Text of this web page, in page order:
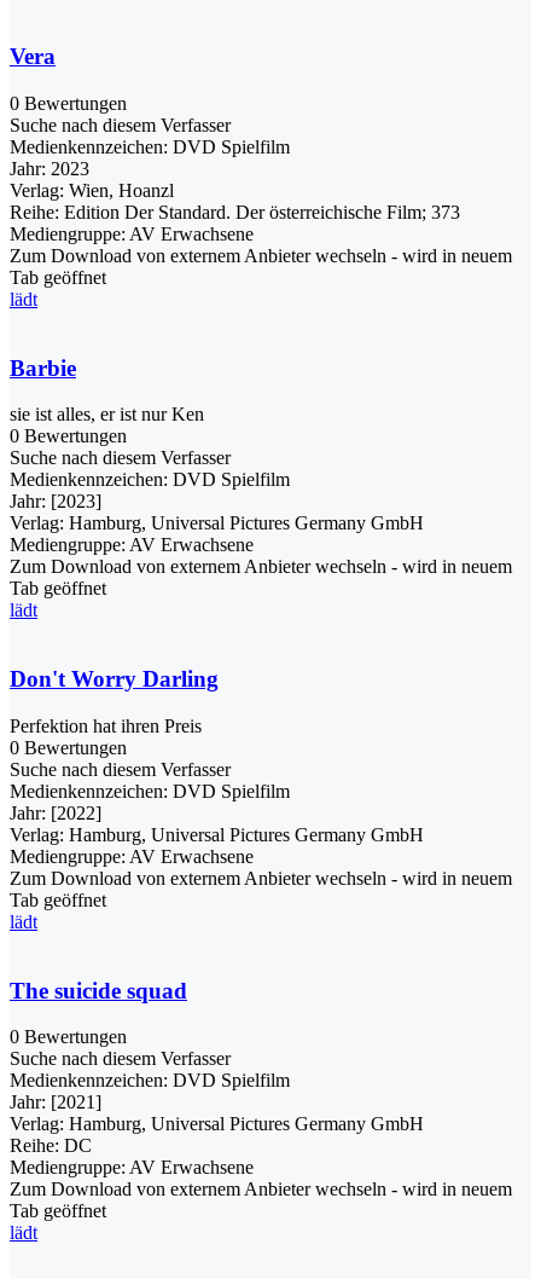
Vera
0 Bewertungen
Suche nach diesem Verfasser
Medienkennzeichen: DVD Spielfilm
Jahr: 2023
Verlag: Wien, Hoanzl
Reihe: Edition Der Standard. Der österreichische Film; 373
Mediengruppe: AV Erwachsene
Zum Download von externem Anbieter wechseln - wird in neuem
Tab geöffnet
lädt
Barbie
sie ist alles, er ist nur Ken
0 Bewertungen
Suche nach diesem Verfasser
Medienkennzeichen: DVD Spielfilm
Jahr: [2023]
Verlag: Hamburg, Universal Pictures Germany GmbH
Mediengruppe: AV Erwachsene
Zum Download von externem Anbieter wechseln - wird in neuem
Tab geöffnet
lädt
Don't Worry Darling
Perfektion hat ihren Preis
0 Bewertungen
Suche nach diesem Verfasser
Medienkennzeichen: DVD Spielfilm
Jahr: [2022]
Verlag: Hamburg, Universal Pictures Germany GmbH
Mediengruppe: AV Erwachsene
Zum Download von externem Anbieter wechseln - wird in neuem
Tab geöffnet
lädt
The suicide squad
0 Bewertungen
Suche nach diesem Verfasser
Medienkennzeichen: DVD Spielfilm
Jahr: [2021]
Verlag: Hamburg, Universal Pictures Germany GmbH
Reihe: DC
Mediengruppe: AV Erwachsene
Zum Download von externem Anbieter wechseln - wird in neuem
Tab geöffnet
lädt